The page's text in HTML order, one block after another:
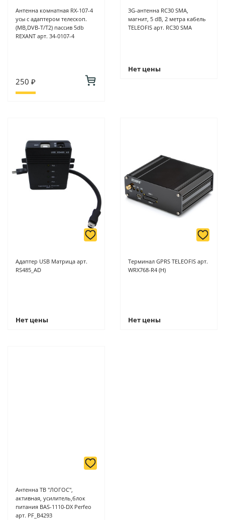
Антенна комнатная RX-107-4
усы с адаптером телескоп.
(MB,DVB-T/T2) пассив 5db
REXANT арт. 34-0107-4
250 ₽
3G-антенна RC30 SMA,
магнит, 5 dB, 2 метра кабель
TELEOFIS арт. RC30 SMA
Нет цены
Адаптер USB Матрица арт.
RS485_AD
Нет цены
Терминал GPRS TELEOFIS арт.
WRX768-R4 (H)
Нет цены
Антенна ТВ "ЛОГОС",
активная, усилитель,блок
питания BAS-1110-DX Perfeo
арт. PF_B4293